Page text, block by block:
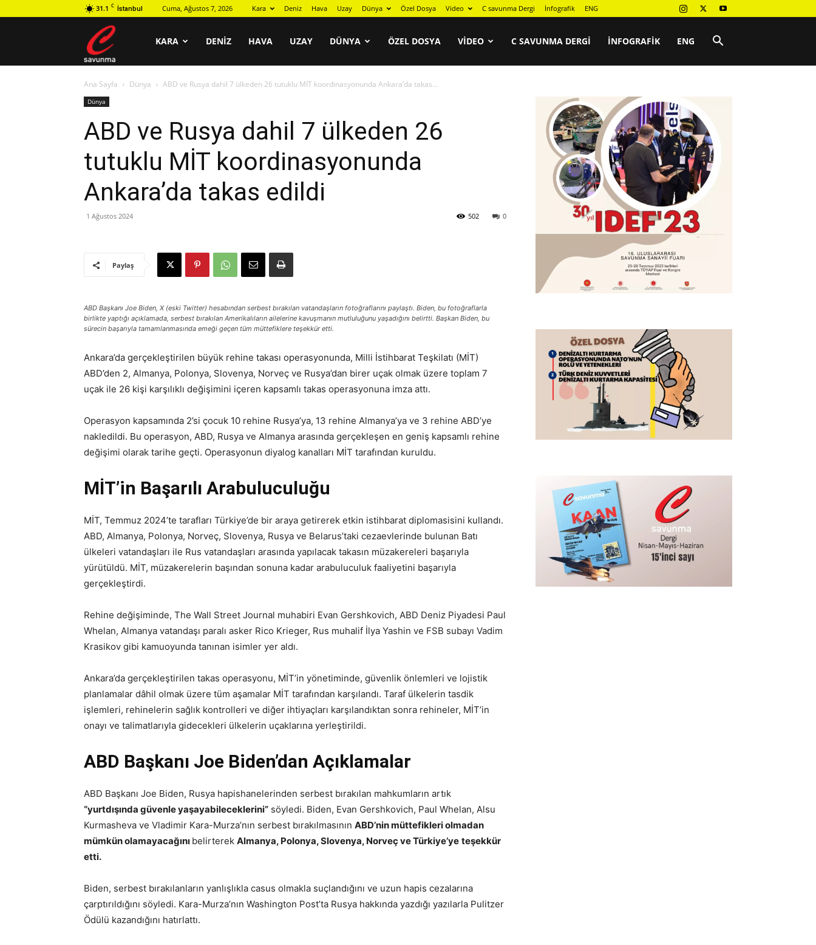
31.1 C İstanbul Cuma, Ağustos 7, 2026 Kara Deniz Hava Uzay Dünya Özel Dosya Video C savunma Dergi İnfografik ENG
savunma
KARA DENIZ HAVA UZAY DÜNYA ÖZEL DOSYA VIDEO C SAVUNMA DERGI İNFOGRAFIK ENG
Ana Sayfa Dünya ABD ve Rusya dahil 7 ülkeden 26 tutuklu MİT koordinasyonunda Ankara’da takas...
Dünya
ABD ve Rusya dahil 7 ülkeden 26
tutuklu MİT koordinasyonunda
Ankara’da takas edildi
1 Ağustos 2024 0
502
Paylaş
ABD Başkanı Joe Biden, X (eski Twitter) hesabından serbest bırakılan vatandaşların fotoğraflarını paylaştı. Biden, bu fotoğraflarla
birlikte yaptığı açıklamada, serbest bırakılan Amerikalıların ailelerine kavuşmanın mutluluğunu yaşadığını belirtti. Başkan Biden, bu
sürecin başarıyla tamamlanmasında emeği geçen tüm müttefiklere teşekkür etti.
Ankara’da gerçekleştirilen büyük rehine takası operasyonunda, Milli İstihbarat Teşkilatı (MİT)
ABD’den 2, Almanya, Polonya, Slovenya, Norveç ve Rusya’dan birer uçak olmak üzere toplam 7
uçak ile 26 kişi karşılıklı değişimini içeren kapsamlı takas operasyonuna imza attı.
Operasyon kapsamında 2’si çocuk 10 rehine Rusya’ya, 13 rehine Almanya’ya ve 3 rehine ABD’ye
nakledildi. Bu operasyon, ABD, Rusya ve Almanya arasında gerçekleşen en geniş kapsamlı rehine
değişimi olarak tarihe geçti. Operasyonun diyalog kanalları MİT tarafından kuruldu.
MİT’in Başarılı Arabuluculuğu
MİT, Temmuz 2024’te tarafları Türkiye’de bir araya getirerek etkin istihbarat diplomasisini kullandı.
ABD, Almanya, Polonya, Norveç, Slovenya, Rusya ve Belarus’taki cezaevlerinde bulunan Batı
ülkeleri vatandaşları ile Rus vatandaşları arasında yapılacak takasın müzakereleri başarıyla
yürütüldü. MİT, müzakerelerin başından sonuna kadar arabuluculuk faaliyetini başarıyla
gerçekleştirdi.
Rehine değişiminde, The Wall Street Journal muhabiri Evan Gershkovich, ABD Deniz Piyadesi Paul
Whelan, Almanya vatandaşı paralı asker Rico Krieger, Rus muhalif İlya Yashin ve FSB subayı Vadim
Krasikov gibi kamuoyunda tanınan isimler yer aldı.
Ankara’da gerçekleştirilen takas operasyonu, MİT’in yönetiminde, güvenlik önlemleri ve lojistik
planlamalar dâhil olmak üzere tüm aşamalar MİT tarafından karşılandı. Taraf ülkelerin tasdik
işlemleri, rehinelerin sağlık kontrolleri ve diğer ihtiyaçları karşılandıktan sonra rehineler, MİT’in
onayı ve talimatlarıyla gidecekleri ülkelerin uçaklarına yerleştirildi.
ABD Başkanı Joe Biden’dan Açıklamalar
ABD Başkanı Joe Biden, Rusya hapishanelerinden serbest bırakılan mahkumların artık
“yurtdışında güvenle yaşayabileceklerini” söyledi. Biden, Evan Gershkovich, Paul Whelan, Alsu
Kurmasheva ve Vladimir Kara-Murza’nın serbest bırakılmasının ABD’nin müttefikleri olmadan
mümkün olamayacağını belirterek Almanya, Polonya, Slovenya, Norveç ve Türkiye’ye teşekkür
etti.
Biden, serbest bırakılanların yanlışlıkla casus olmakla suçlandığını ve uzun hapis cezalarına
çarptırıldığını söyledi. Kara-Murza’nın Washington Post’ta Rusya hakkında yazdığı yazılarla Pulitzer
Ödülü kazandığını hatırlattı.